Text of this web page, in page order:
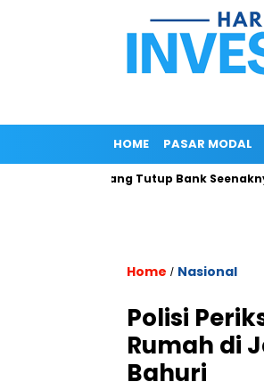
HOME PASAR MODAL
Jadi Tukang Tutup Bank Seenaknya
Home / Nasional
Polisi
Rumah di
Bahuri